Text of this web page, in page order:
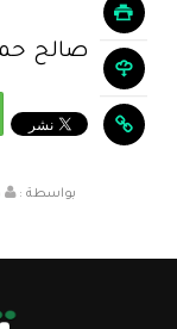
صالح
بواسطة :